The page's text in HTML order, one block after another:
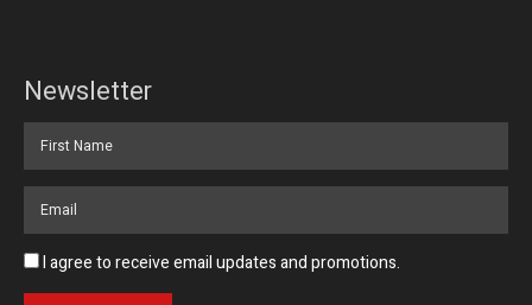
Newsletter
I agree to receive email updates and promotions.